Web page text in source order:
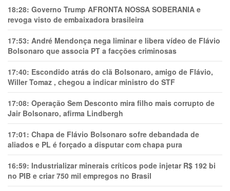
18:28: Governo Trump AFRONTA NOSSA SOBERANIA e
revoga visto de embaixadora brasileira
17:53: André Mendonça nega liminar e libera vídeo de Flávio
Bolsonaro que associa PT a facções criminosas
17:40: Escondido atrás do clã Bolsonaro, amigo de Flávio,
Willer Tomaz , chegou a indicar ministro do STF
17:08: Operação Sem Desconto mira filho mais corrupto de
Jair Bolsonaro, afirma Lindbergh
17:01: Chapa de Flávio Bolsonaro sofre debandada de
aliados e PL é forçado a disputar com chapa pura
16:59: Industrializar minerais críticos pode injetar R$ 192 bi
no PIB e criar 750 mil empregos no Brasil